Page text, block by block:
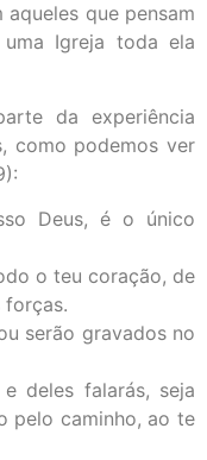
que pensam
Igreja toda ela
da experiência
como podemos ver
Deus, é o único
o teu coração, de
forças.
serão gravados no
deles falarás, seja
pelo caminho, ao te